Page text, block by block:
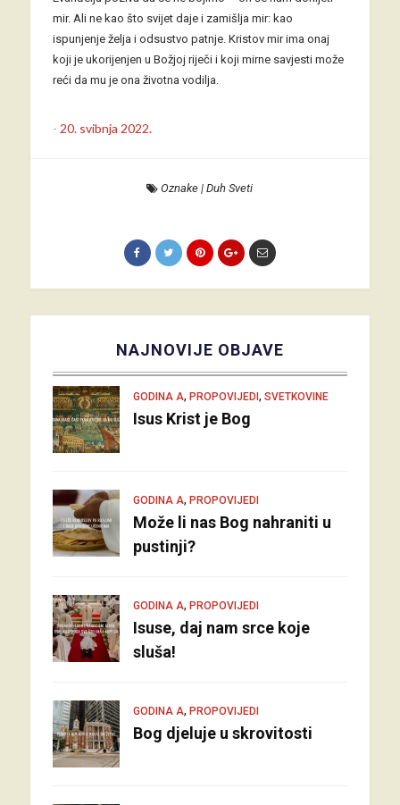
mir. Ali ne kao što svijet daje i zamišlja mir: kao
ispunjenje želja i odsustvo patnje. Kristov mir ima onaj
koji je ukorijenjen u Božjoj riječi i koji mirne savjesti može
reći da mu je ona životna vodilja.
- 20. svibnja 2022.
Oznake |Duh Sveti
NAJNOVIJE OBJAVE
GODINA A, PROPOVIJEDI, SVETKOVINE
Isus Krist je Bog
GODINA A, PROPOVIJEDI
Može li nas Bog nahraniti u
pustinji?
GODINA A, PROPOVIJEDI
Isuse, daj nam srce koje
sluša!
GODINA A, PROPOVIJEDI
Bog djeluje u skrovitosti